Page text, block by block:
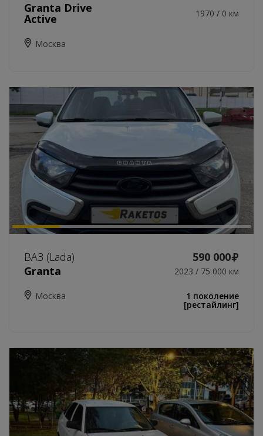
Granta Drive
Active 1970 / 0 км
Москва
ВАЗ (Lada)
590 000
Granta
2023 / 75 000 км
Москва 1 поколение
[рестайлинг]